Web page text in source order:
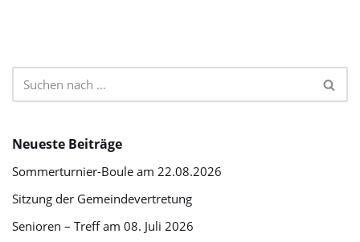
Neueste Beiträge
Sommerturnier-Boule am 22.08.2026
Sitzung der Gemeindevertretung
Senioren – Treff am 08. Juli 2026